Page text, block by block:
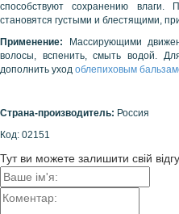
способствуют сохранению влаги.
становятся густыми и блестящими,
Применение: Массирующими
волосы, вспенить, смыть водой.
дополнить уход облепиховым
Страна-производитель: Россия
Код: 02151
Тут ви можете залишити свій